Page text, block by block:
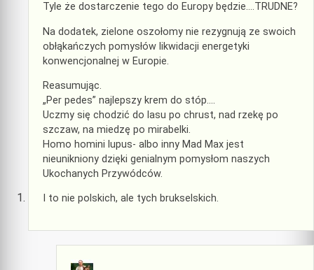
Tyle że dostarczenie tego do Europy będzie….TRUDNE?
Na dodatek, zielone oszołomy nie rezygnują ze swoich
obłąkańczych pomysłów likwidacji energetyki
konwencjonalnej w Europie.
Reasumując.
„Per pedes” najlepszy krem do stóp….
Uczmy się chodzić do lasu po chrust, nad rzekę po
szczaw, na miedzę po mirabelki.
Homo homini lupus- albo inny Mad Max jest
nieunikniony dzięki genialnym pomysłom naszych
Ukochanych Przywódców.
I to nie polskich, ale tych brukselskich.